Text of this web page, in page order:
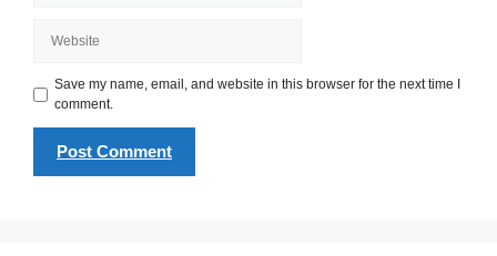
Save my name, email, and website in this browser for the next time I
comment.